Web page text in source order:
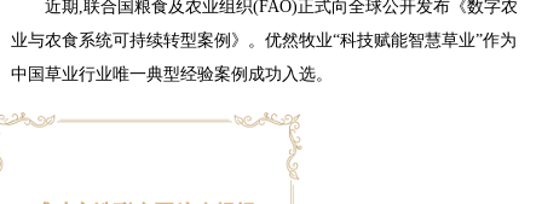
·www.xsgou.com
近期,联合国粮食及农业组织(FAO)正式向全球公开发布《数字农
业与农食系统可持续转型案例》。优然牧业“科技赋能智慧草业”作为
中国草业行业唯一典型经验案例成功入选。